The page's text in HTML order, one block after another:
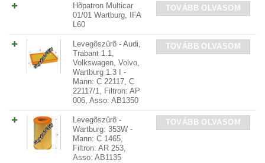
Hõpatron Multicar
01/01 Wartburg, IFA
L60
TOVÁBB OLVASOM
Levegõszûrõ - Audi,
Trabant 1.1,
Volkswagen, Volvo,
Wartburg 1.3 I -
Mann: C 22117, C
22117/1, Filtron: AP
006, Asso: AB1350
TOVÁBB OLVASOM
Levegõszûrõ -
Wartburg: 353W -
Mann: C 1465,
Filtron: AR 253,
Asso: AB1135
TOVÁBB OLVASOM